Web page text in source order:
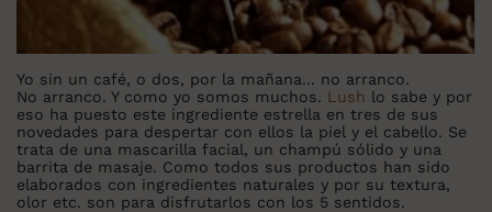
Yo sin un café, o dos, por la mañana... no arranco.
No arranco. Y como yo somos muchos. Lush lo sabe y por
eso ha puesto este ingrediente estrella en tres de sus
novedades para despertar con ellos la piel y el cabello. Se
trata de una mascarilla facial, un champú sólido y una
barrita de masaje. Como todos sus productos han sido
elaborados con ingredientes naturales y por su textura,
olor etc. son para disfrutarlos con los 5 sentidos.